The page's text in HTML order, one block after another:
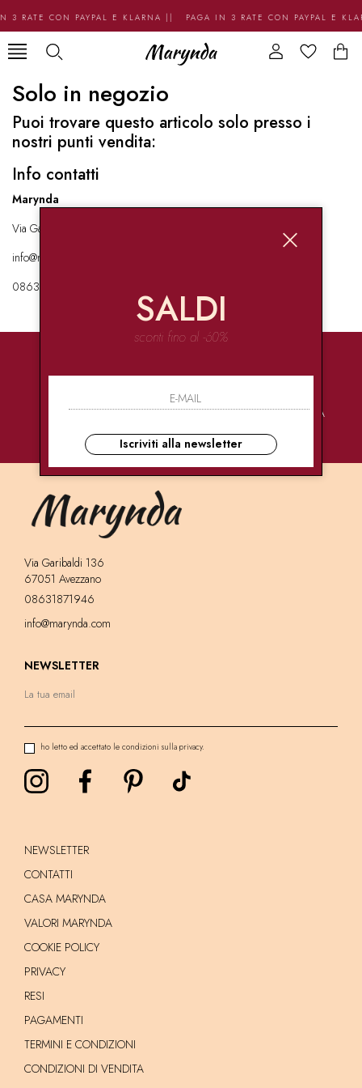
3 RATE CON PAYPAL E KLARNA || PAGA IN 3 RATE CON PAYPAL E
Solo in negozio
Puoi trovare questo articolo solo presso i
nostri punti vendita:
Info contatti
Marynda
Via Garibaldi 136 67051 Avezzano
info@marynda.com
08631871946
PAGAMENTI
CONSEGNE
ULTRA RAPIDE
ASSISTENZA
Via Garibaldi 136
67051 Avezzano
08631871946
info@marynda.com
NEWSLETTER
ho letto ed accettato le condizioni sulla privacy.
NEWSLETTER
CONTATTI
CASA MARYNDA
VALORI MARYNDA
COOKIE POLICY
PRIVACY
RESI
PAGAMENTI
TERMINI E CONDIZIONI
CONDIZIONI DI VENDITA
SALDI
sconti fino al -60%
Iscriviti alla newsletter